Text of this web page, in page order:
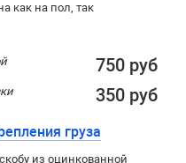
как на пол, так
750 руб
350 руб
груза
из оцинкованной